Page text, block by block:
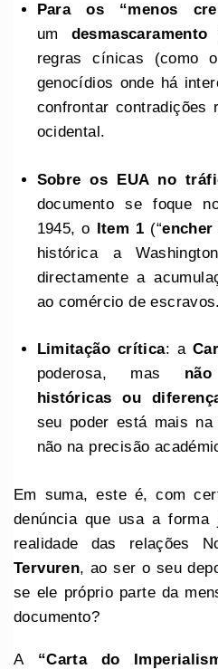
Para os “menos
um desmascaramento
regras cínicas (como
genocídios onde há
confrontar
ocidental.
Sobre os EUA no
documento se foque
1945, o Item 1 (“encher
histórica a
directamente a
ao comércio de escravos.
Limitação crítica: a
poderosa, mas
históricas ou
seu poder está mais
não na precisão
Em suma, este é, com
denúncia que usa a
realidade das relações
Tervuren, ao ser o seu
se ele próprio parte da
documento?
A “Carta do